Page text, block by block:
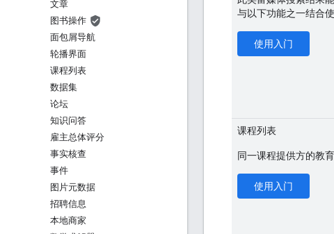
文章
图书操作
面包屑导航
轮播界面
课程列表
数据集
论坛
知识问答
雇主总体评分
事实核查
事件
图片元数据
招聘信息
本地商家
与以下功能之一结合使
使用入门
课程列表
同一课程提供方的教
使用入门